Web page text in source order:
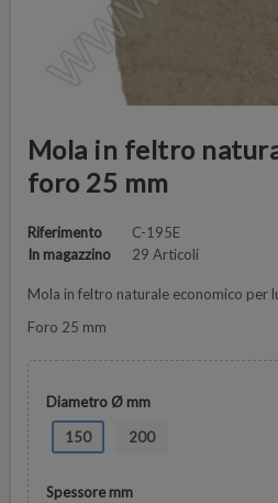
Mola in feltro
foro 25 mm
Riferimento
C-195E
In magazzino
29 Articoli
Mola in feltro naturale economico per
Foro 25 mm
Diametro Ø mm
150
200
Spessore mm